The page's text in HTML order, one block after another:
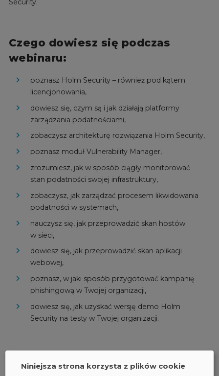
Security.
Czego dowiesz się podczas
webinaru:
poznasz Holm Security – również pod kątem
licencjonowania,
dowiesz się, czym są i jak działają platformy
zarządzania podatnościami,
zobaczysz architekturę rozwiązania Holm Security,
poznasz moduł Vulnerability Manager,
zrozumiesz, jak w sposób ciągły monitorować
stan podatności swojej infrastruktury,
zobaczysz, jak zarządzać procesem likwidowania
podatności w systemach,
nauczysz się, jak przeprowadzić skan hostów
w sieci,
dowiesz się, jak przeprowadzić skan aplikacji
webowej,
poznasz, w jaki sposób przygotować kampanię
phishingową w Twojej organizacji,
dowiesz się, jak uzyskać wersję demo Holm
Security na testy w Twojej organizacji.
Udostępnij:
Niniejsza strona korzysta z plików cookie